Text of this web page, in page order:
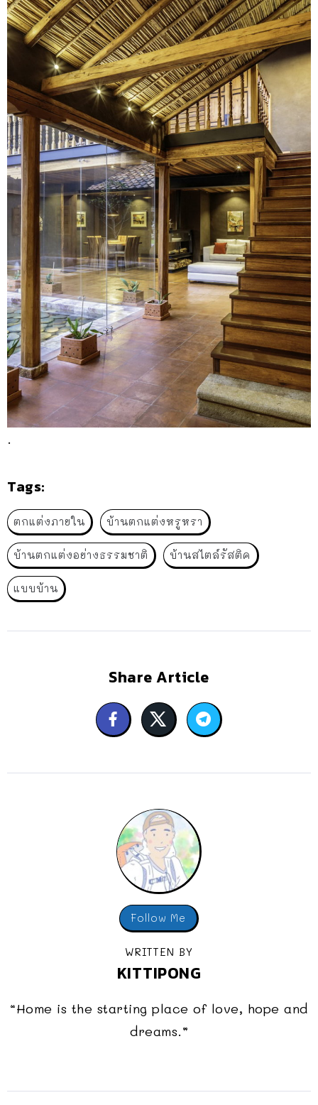
.
Tags:
ตกแต่งภายใน บ้านตกแต่งหรูหรา
บ้านตกแต่งอย่างธรรมชาติ บ้านสไตล์รัสติค
แบบบ้าน
Share Article
Follow Me
WRITTEN BY
KITTIPONG
“Home is the starting place of love, hope and
dreams.”